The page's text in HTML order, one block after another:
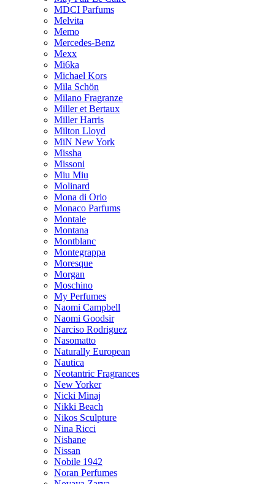
MDCI Parfums
Melvita
Memo
Mercedes-Benz
Mexx
Mi6ka
Michael Kors
Mila Schön
Milano Fragranze
Miller et Bertaux
Miller Harris
Milton Lloyd
MiN New York
Missha
Missoni
Miu Miu
Molinard
Mona di Orio
Monaco Parfums
Montale
Montana
Montblanc
Montegrappa
Moresque
Morgan
Moschino
My Perfumes
Naomi Campbell
Naomi Goodsir
Narciso Rodriguez
Nasomatto
Naturally European
Nautica
Neotantric Fragrances
New Yorker
Nicki Minaj
Nikki Beach
Nikos Sculpture
Nina Ricci
Nishane
Nissan
Nobile 1942
Noran Perfumes